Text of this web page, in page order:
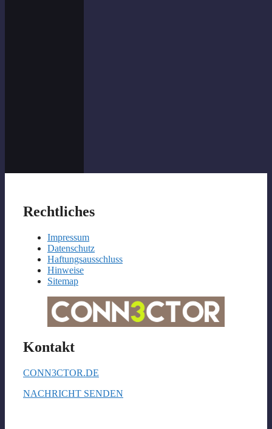
Rechtliches
Impressum
Datenschutz
Haftungsausschluss
Hinweise
Sitemap
Kontakt
CONN3CTOR.DE
NACHRICHT SENDEN